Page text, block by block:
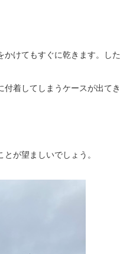
けてもすぐに乾きます。し
着してしまうケースが出てき
が望ましいでしょう。